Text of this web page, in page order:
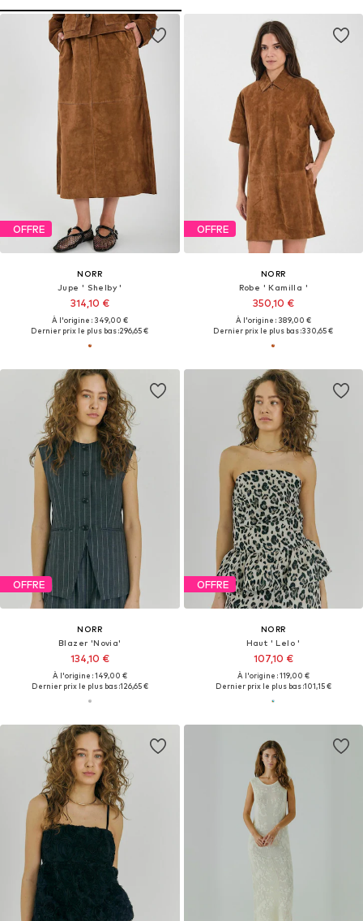
OFFRE
NORR
Jupe ' Shelby '
314,10 €
À l'origine : 349,00 €
Dernier prix le plus bas :296,65 €
OFFRE
NORR
Robe ' Kamilla '
350,10 €
À l'origine : 389,00 €
Dernier prix le plus bas :330,65 €
OFFRE
NORR
Blazer 'Novia'
134,10 €
À l'origine : 149,00 €
Dernier prix le plus bas :126,65 €
OFFRE
NORR
Haut ' Lelo '
107,10 €
À l'origine : 119,00 €
Dernier prix le plus bas :101,15 €